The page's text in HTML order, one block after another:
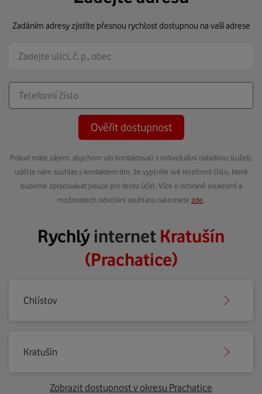
Zadáním adresy zjistíte přesnou rychlost dostupnou na vaší adrese
Ověřit dostupnost
Pokud máte zájem, abychom vás kontaktovali s individuální nabídkou služeb,
udělte nám souhlas s kontaktem tím, že vyplníte své telefonní číslo, které
budeme zpracovávat pouze pro tento účel. Více o ochraně soukromí a
možnostech odvolání souhlasu naleznete zde
Rychlýinternet Kratušín
(Prachatice)
Chlístov
Kratušín
Zobrazit dostupnost v okresu Prachatice